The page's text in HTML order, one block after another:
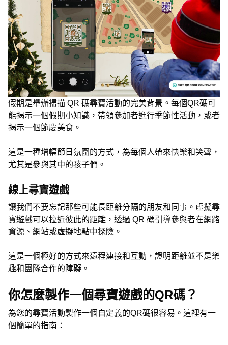
假期是舉辦掃描 QR 碼尋寶活動的完美背景。每個QR碼可
能揭示一個假期小知識，帶領參加者進行季節性活動，或者
揭示一個節慶美食。
這是一種增幅節日氛圍的方式，為每個人帶來快樂和笑聲，
尤其是參與其中的孩子們。
線上尋寶遊戲
讓我們不要忘記那些可能長距離分隔的朋友和同事。虛擬尋
寶遊戲可以拉近彼此的距離，透過 QR 碼引導參與者在網路
資源、網站或虛擬地點中探險。
這是一個極好的方式來遠程連接和互動，證明距離並不是樂
趣和團隊合作的障礙。
你怎麼製作一個尋寶遊戲的QR碼？
為您的尋寶活動製作一個自定義的QR碼很容易。這裡有一
個簡單的指南：